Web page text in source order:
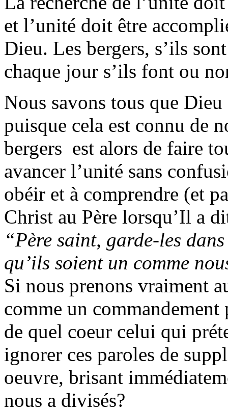
et l’unité doit être
Dieu. Les bergers, s’ils
chaque jour s’ils font ou
Nous savons tous que
puisque cela est connu de
bergers est alors de faire
avancer l’unité sans
obéir et à comprendre (et
Christ au Père lorsqu’Il a
“Père saint, garde-les
qu’ils soient un comme
Si nous prenons vraiment
comme un
de quel coeur celui qui
ignorer ces paroles de
oeuvre, brisant
nous a divisés?